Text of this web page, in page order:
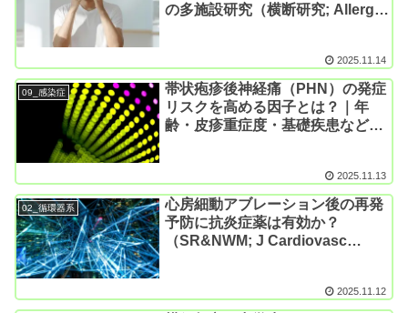
の多施設研究（横断研究; Allergy
2025.11.14
09_感染症
帯状疱疹後神経痛（PHN）の発症
リスクを高める因子とは？｜年
齢・皮疹重症度・基礎疾患などを
2025.11.13
02_循環器系
心房細動アブレーション後の再発
予防に抗炎症薬は有効か？
（SR&NWM; J Cardiovasc
2025.11.12